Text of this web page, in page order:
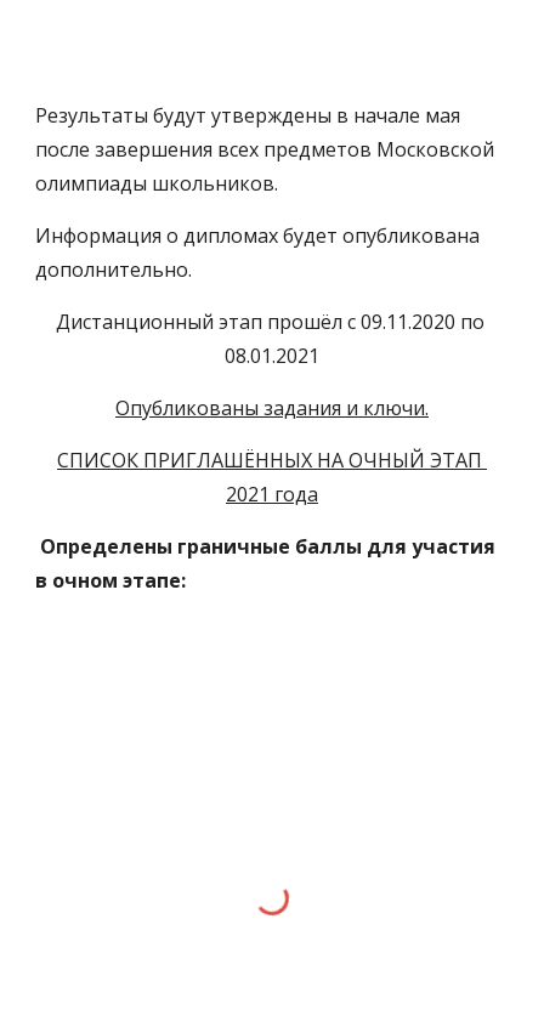
Результаты будут утверждены в начале мая
после завершения всех предметов Московской
олимпиады школьников.
Информация о дипломах будет опубликована
дополнительно.
Дистанционный этап прошёл с 09.11.2020 по
08.01.2021
Опубликованы задания и ключи.
СПИСОК ПРИГЛАШЁННЫХ НА ОЧНЫЙ ЭТАП
2021 года
Определены граничные баллы для участия
в очном этапе: